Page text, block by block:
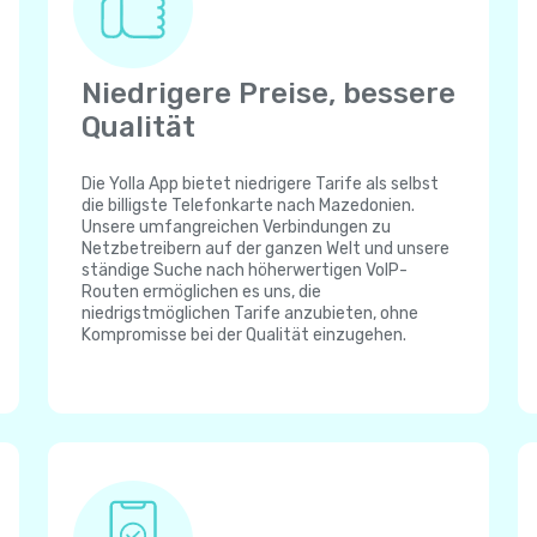
Niedrigere Preise, bessere
Qualität
Die Yolla App bietet niedrigere Tarife als selbst
die billigste Telefonkarte nach Mazedonien.
Unsere umfangreichen Verbindungen zu
Netzbetreibern auf der ganzen Welt und unsere
ständige Suche nach höherwertigen VoIP-
Routen ermöglichen es uns, die
niedrigstmöglichen Tarife anzubieten, ohne
Kompromisse bei der Qualität einzugehen.